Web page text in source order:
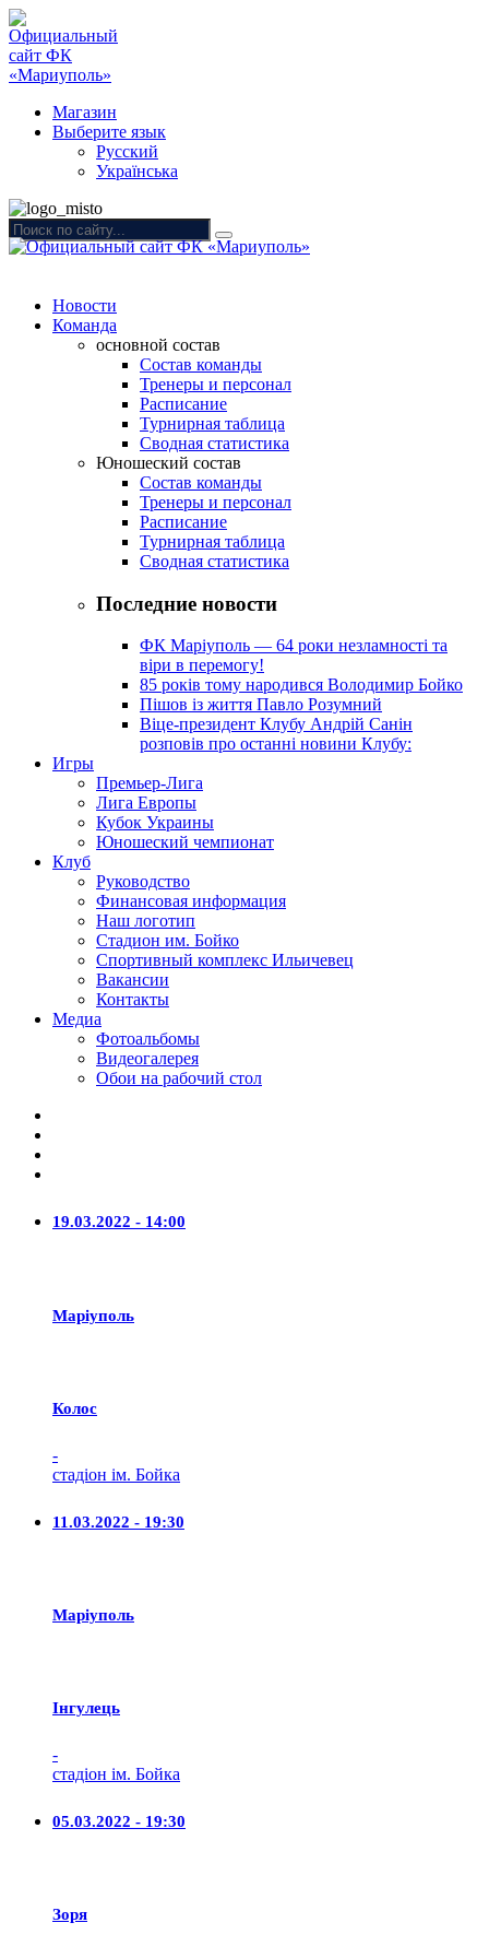
Магазин
Выберите язык
Русский
Українська
Новости
Команда
основной состав
Состав команды
Тренеры и персонал
Расписание
Турнирная таблица
Сводная статистика
Юношеский состав
Состав команды
Тренеры и персонал
Расписание
Турнирная таблица
Сводная статистика
Последние новости
ФК Маріуполь — 64 роки незламності та
віри в перемогу!
85 років тому народився Володимир Бойко
Пішов із життя Павло Розумний
Віце-президент Клубу Андрій Санін
розповів про останні новини Клубу:
Игры
Премьер-Лига
Лига Европы
Кубок Украины
Юношеский чемпионат
Клуб
Руководство
Финансовая информация
Наш логотип
Стадион им. Бойко
Спортивный комплекс Ильичевец
Вакансии
Контакты
Медиа
Фотоальбомы
Видеогалерея
Обои на рабочий стол
19.03.2022 - 14:00
Маріуполь
Колос
-
стадіон ім. Бойка
11.03.2022 - 19:30
Маріуполь
Iнгулець
-
стадіон ім. Бойка
05.03.2022 - 19:30
Зоря